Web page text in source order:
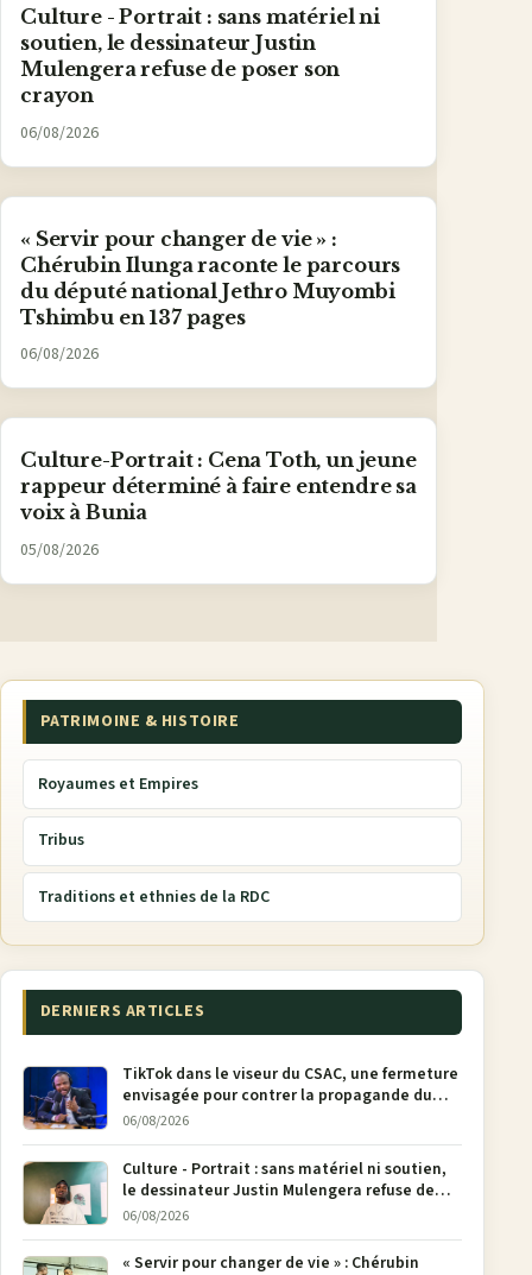
Culture - Portrait : sans matériel ni
soutien, le dessinateur Justin
Mulengera refuse de poser son
crayon
06/08/2026
« Servir pour changer de vie » :
Chérubin Ilunga raconte le parcours
du député national Jethro Muyombi
Tshimbu en 137 pages
06/08/2026
Culture-Portrait : Cena Toth, un jeune
rappeur déterminé à faire entendre sa
voix à Bunia
05/08/2026
PATRIMOINE & HISTOIRE
Royaumes et Empires
Tribus
Traditions et ethnies de la RDC
DERNIERS ARTICLES
TikTok dans le viseur du CSAC, une fermeture
envisagée pour contrer la propagande du
M23
06/08/2026
Culture - Portrait : sans matériel ni soutien,
le dessinateur Justin Mulengera refuse de
poser son crayon
06/08/2026
« Servir pour changer de vie » : Chérubin